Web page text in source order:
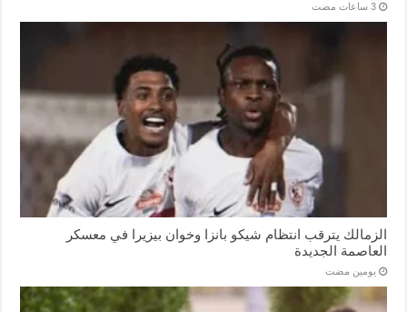
‏3 ساعات مضت
الزمالك يترقب انتظام شيكو بانزا وخوان بيزيرا في معسكر
العاصمة الجديدة
‏يومين مضت